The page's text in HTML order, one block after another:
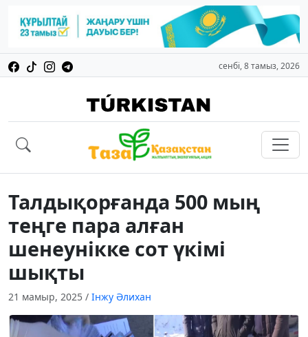
сенбі, 8 тамыз, 2026
Талдықорғанда 500 мың
теңге пара алған
шенеунікке сот үкімі
шықты
21 мамыр, 2025 / Інжу Әлихан